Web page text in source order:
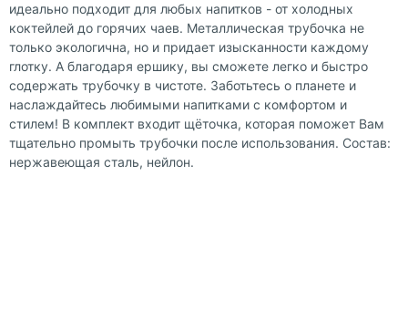
идеально подходит для любых напитков - от холодных
коктейлей до горячих чаев. Металлическая трубочка не
только экологична, но и придает изысканности каждому
глотку. А благодаря ершику, вы сможете легко и быстро
содержать трубочку в чистоте. Заботьтесь о планете и
наслаждайтесь любимыми напитками с комфортом и
стилем! В комплект входит щёточка, которая поможет Вам
тщательно промыть трубочки после использования. Состав:
нержавеющая сталь, нейлон.